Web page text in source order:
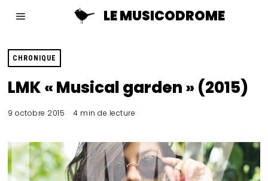
LE MUSICODROME
CHRONIQUE
LMK « Musical garden » (2015)
9 octobre 2015 4 min de lecture